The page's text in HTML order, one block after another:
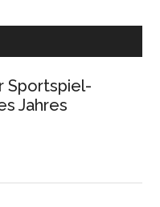
Sportspiel-
Jahres